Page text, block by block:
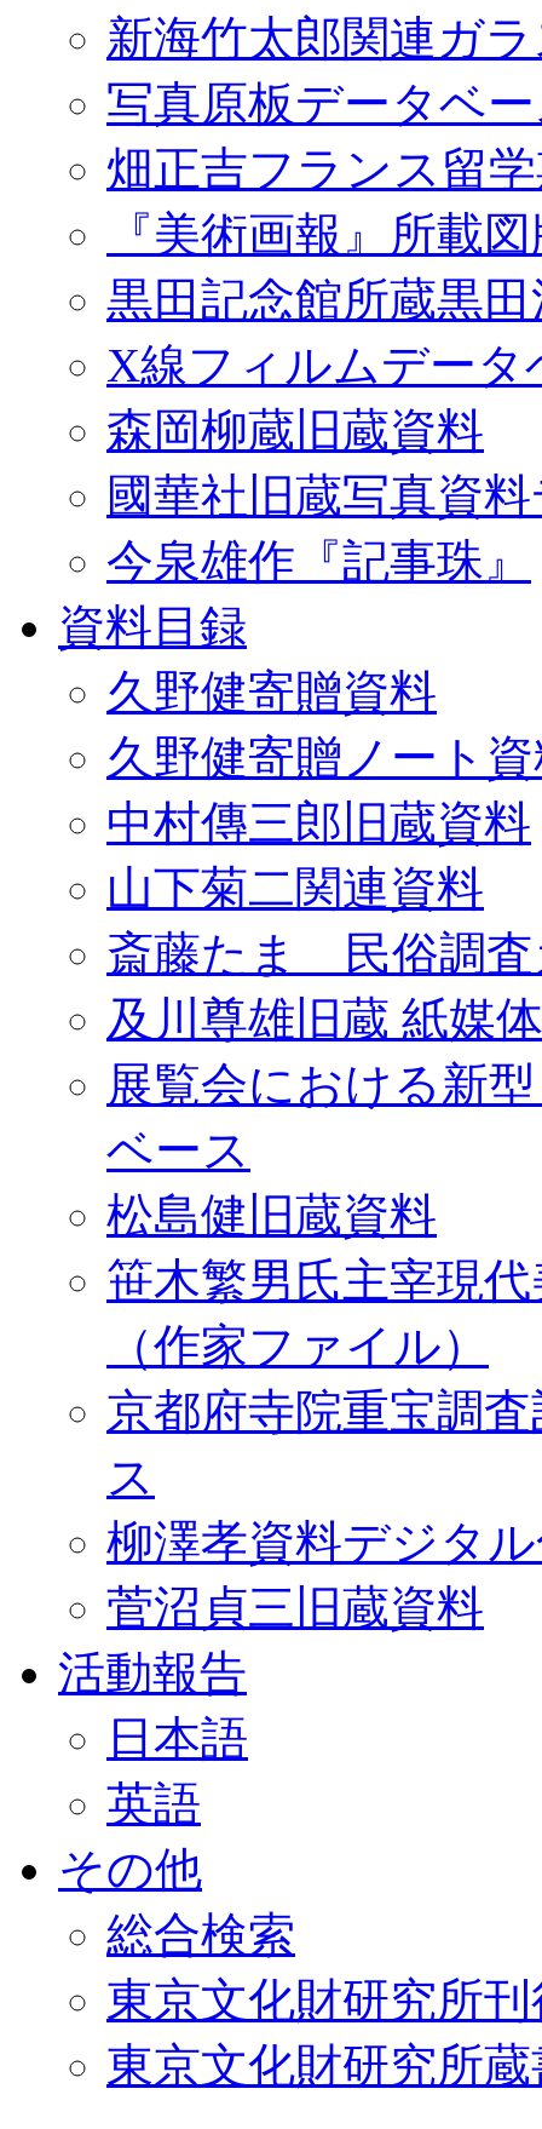
新海竹太郎関連ガ
写真原板データベ
畑正吉フランス留
『美術画報』所載
黒田記念館所蔵黒
X線フィルムデータ
森岡柳蔵旧蔵資料
國華社旧蔵写真資
今泉雄作『記事珠』
資料目録
久野健寄贈資料
久野健寄贈ノート
中村傳三郎旧蔵資料
山下菊二関連資料
斎藤たま 民俗調査
及川尊雄旧蔵 紙媒
展覧会における新
ベース
松島健旧蔵資料
笹木繁男氏主宰現
（作家ファイル）
京都府寺院重宝調
ス
柳澤孝資料デジタ
菅沼貞三旧蔵資料
活動報告
日本語
英語
その他
総合検索
東京文化財研究所
東京文化財研究所